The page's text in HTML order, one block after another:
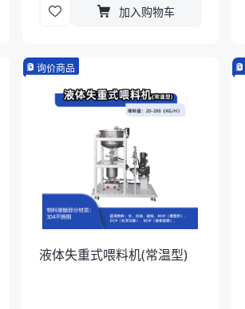
加入购物车
询价商品
液体失重式喂料机(常温型)